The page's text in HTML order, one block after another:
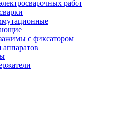
работ
с фиксатором
аппаратов